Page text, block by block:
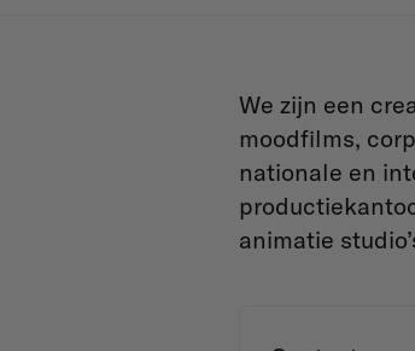
We zijn een
moodfilms,
nationale en
animatie